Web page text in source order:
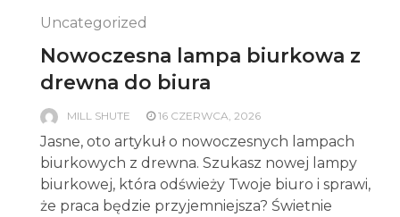
Uncategorized
Nowoczesna lampa biurkowa z
drewna do biura
MILL SHUTE 16 CZERWCA, 2026
Jasne, oto artykuł o nowoczesnych lampach
biurkowych z drewna. Szukasz nowej lampy
biurkowej, która odświeży Twoje biuro i sprawi,
że praca będzie przyjemniejsza? Świetnie